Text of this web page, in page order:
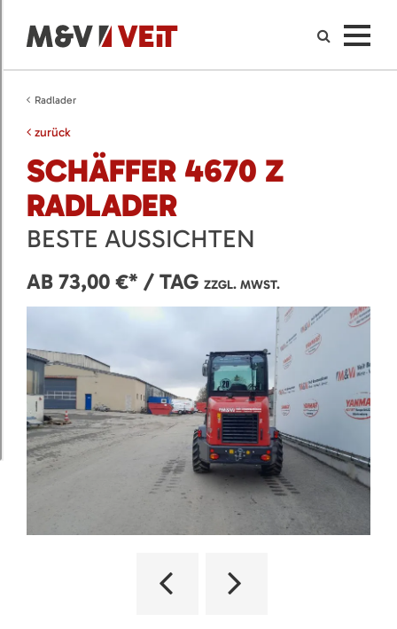
Radlader
zurück
SCHÄFFER 4670 Z
RADLADER
BESTE AUSSICHTEN
AB 73,00 €* / TAG ZZGL. MWST.